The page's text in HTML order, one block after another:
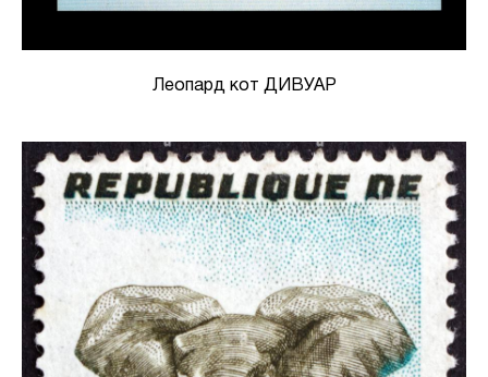
Леопард кот ДИВУАР